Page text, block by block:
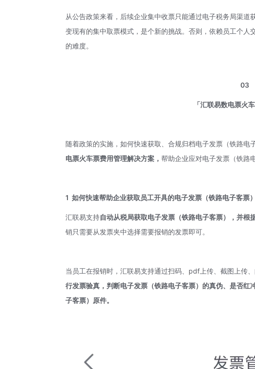
从公告政策来看，后续企业集中收票只能通过电子税务局渠
变现有的集中取票模式，是个新的挑战。否则，依赖员工个
的难度。
03
「汇联易数电票火
随着政策的实施，如何快速获取、合规归档电子发票（铁路
电票火车票费用管理解决方案，帮助企业应对电子发票（铁路
1如何快速帮助企业获取员工开具的电子发票（铁路电子客票
汇联易支持自动从税局获取电子发票（铁路电子客票），并根
销只需要从发票夹中选择需要报销的发票即可。
当员工在报销时，汇联易支持通过扫码、pdf上传、截图上传
行发票验真，判断电子发票（铁路电子客票）的真伪、是否
子客票）原件。